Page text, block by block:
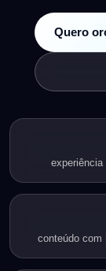
Quero
experiência
conteúdo com